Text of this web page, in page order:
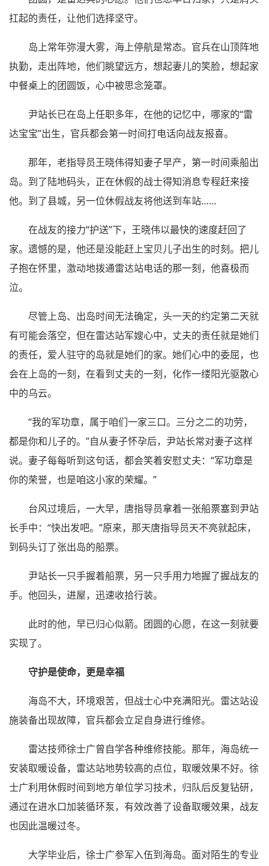
扛起的责任，让他们选择坚守。
岛上常年弥漫大雾，海上停航是常态。官兵在山顶阵地
执勤，走出阵地，他们眺望远方，想起妻儿的笑脸，想起家
中餐桌上的团圆饭，心中被思念笼罩。
尹站长已在岛上任职多年，在他的记忆中，哪家的“雷
达宝宝”出生，官兵都会第一时间打电话向战友报喜。
那年，老指导员王晓伟得知妻子早产，第一时间乘船出
岛。到了陆地码头，正在休假的战士得知消息专程赶来接
他。到了县城，另一位休假战友将他送到车站……
在战友的接力“护送”下，王晓伟以最快的速度赶回了
家。遗憾的是，他还是没能赶上宝贝儿子出生的时刻。把儿
子抱在怀里，激动地拨通雷达站电话的那一刻，他喜极而
泣。
尽管上岛、出岛时间无法确定，头一天的约定第二天就
有可能会落空，但在雷达站军嫂心中，丈夫的责任就是她们
的责任，爱人驻守的岛就是她们的家。她们心中的委屈，也
会在上岛的一刻，在看到丈夫的一刻，化作一缕阳光驱散心
中的乌云。
“我的军功章，属于咱们一家三口。三分之二的功劳，
都是你和儿子的。”自从妻子怀孕后，尹站长常对妻子这样
说。妻子每每听到这句话，都会笑着安慰丈夫：“军功章是
你的荣誉，也是咱这小家的荣耀。”
台风过境后，一大早，唐指导员拿着一张船票塞到尹站
长手中：“快出发吧。”原来，那天唐指导员天不亮就起床，
到码头订了张出岛的船票。
尹站长一只手握着船票，另一只手用力地握了握战友的
手。他回头，进屋，迅速收拾行装。
此时的他，早已归心似箭。团圆的心愿，在这一刻就要
实现了。
守护是使命，更是幸福
海岛不大，环境艰苦，但战士心中充满阳光。雷达站设
施装备出现故障，官兵都会立足自身进行维修。
雷达技师徐士广曾自学各种维修技能。那年，海岛统一
安装取暖设备，雷达站地势较高的点位，取暖效果不好。徐
士广利用休假时间到地方单位学习技术，归队后反复钻研，
通过在进水口加装循环泵，有效改善了设备取暖效果，战友
也因此温暖过冬。
大学毕业后，徐士广参军入伍到海岛。面对陌生的专业